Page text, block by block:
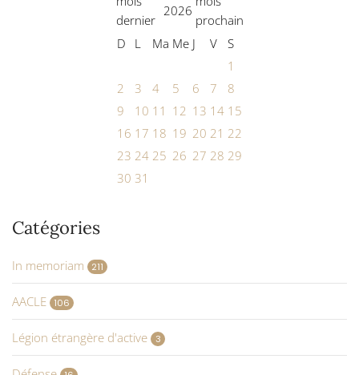
2026
D L Ma Me J V
S
1
2
3 4 5 6 7
8
9
10 11 12 13 14 15
16 17 18 19 20 21 22
23 24 25 26 27 28 29
30 31
Catégories
In memoriam 211
AACLE 106
Légion étrangère d'active 3